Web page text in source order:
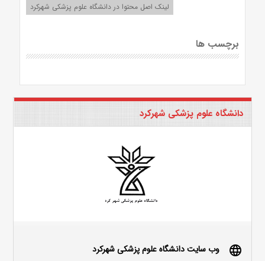
لینک اصل محتوا در دانشگاه علوم پزشکی شهرکرد
برچسب ها
دانشگاه علوم پزشکی شهرکرد
language وب سایت دانشگاه علوم پزشکی شهرکرد